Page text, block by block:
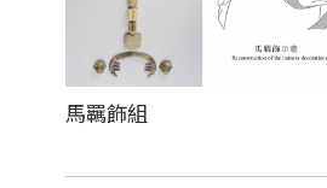
馬羈飾組